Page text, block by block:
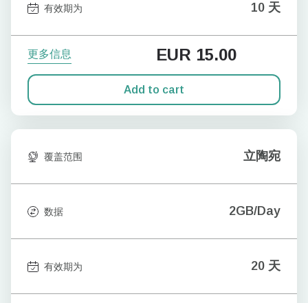
有效期为 10 天
更多信息 EUR 15.00
Add to cart
覆盖范围 立陶宛
数据 2GB/Day
有效期为 20 天